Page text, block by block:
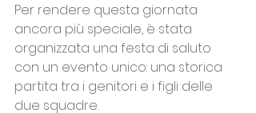
Per rendere questa giornata
ancora più speciale, è stata
organizzata una festa di saluto
con un evento unico: una storica
partita tra i genitori e i figli delle
due squadre.